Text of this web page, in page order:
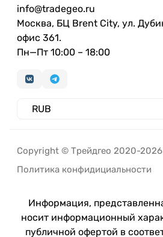
info@tradegeo.ru
Москва, БЦ Brent City, ул.
офис 361.
Пн—Пт 10:00 – 18:00
Copyright © Трейдгео 2020-2026
Политика конфидициальности
Информация,
носит информационный
публичной офертой в